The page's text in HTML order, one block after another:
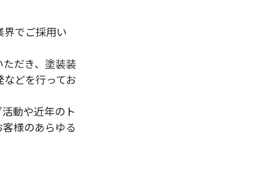
でご採用い
だき、塗装装
どを行ってお
動や近年のト
様のあらゆる